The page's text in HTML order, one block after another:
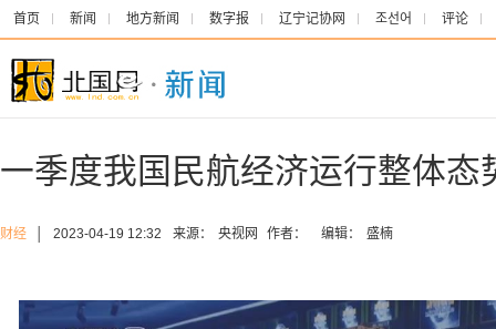
首页 新闻 地方新闻 数字报 辽宁记协网 조선어 评论
一季度我国民航经济运行整体态
财经 2023-04-19 12:32 来源： 央视网 作者： 编辑： 盛楠